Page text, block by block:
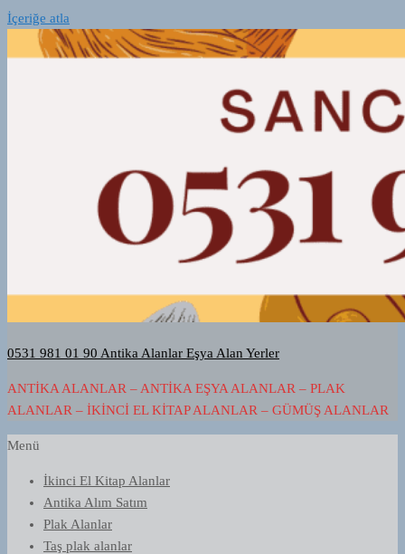
İçeriğe atla
0531 981 01 90 Antika Alanlar Eşya Alan Yerler
ANTIKA ALANLAR – ANTIKA EŞYA ALANLAR – PLAK
ALANLAR – İKINCI EL KITAP ALANLAR – GÜMÜŞ ALANLAR
Menü
İkinci El Kitap Alanlar
Antika Alım Satım
Plak Alanlar
Taş plak alanlar